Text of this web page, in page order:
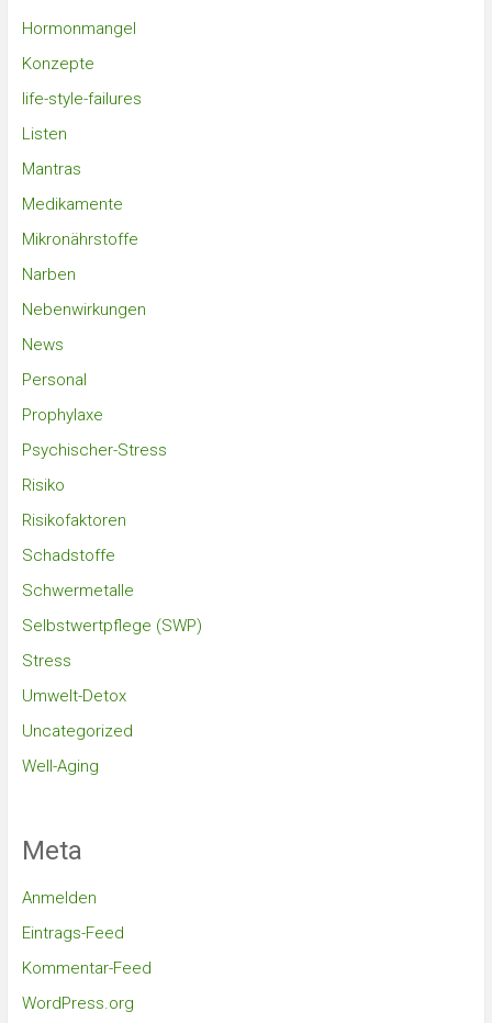
Hormonmangel
Konzepte
life-style-failures
Listen
Mantras
Medikamente
Mikronährstoffe
Narben
Nebenwirkungen
News
Personal
Prophylaxe
Psychischer-Stress
Risiko
Risikofaktoren
Schadstoffe
Schwermetalle
Selbstwertpflege (SWP)
Stress
Umwelt-Detox
Uncategorized
Well-Aging
Meta
Anmelden
Eintrags-Feed
Kommentar-Feed
WordPress.org